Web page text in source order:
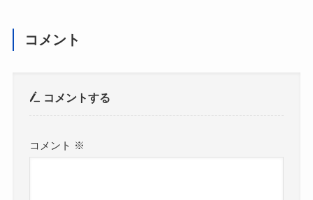
コメント
コメントする
コメント ※